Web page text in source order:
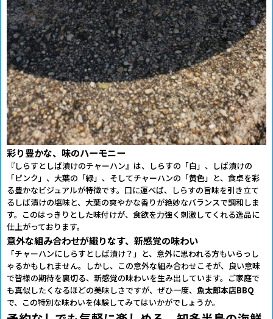
彩り豊かな、味のハーモニー
『しらすとしば漬けのチャーハン』は、しらすの「白」、しば漬けの
「ピンク」、大葉の「緑」、そしてチャーハンの「黄色」と、食卓を彩
る豊かなビジュアルが特徴です。口に運べば、しらすの旨味を引き立て
るしば漬けの塩味と、大葉の爽やかな香りが絶妙なバランスで調和しま
す。このはっきりとした味付けが、食欲を力強く刺激してくれる逸品に
仕上がっております。
意外な組み合わせが織りなす、新感覚の味わい
「チャーハンにしらすとしば漬け？」と、意外に思われる方もいらっし
ゃるかもしれません。しかし、この意外な組み合わせこそが、良い意味
で皆様の期待を裏切る、新感覚の味わいを生み出しています。ご家庭で
も真似したくなるほどの美味しさですが、ぜひ一度、 魚太郎本店BBQ
で、この特別な味わいを体験してみてはいかがでしょうか。